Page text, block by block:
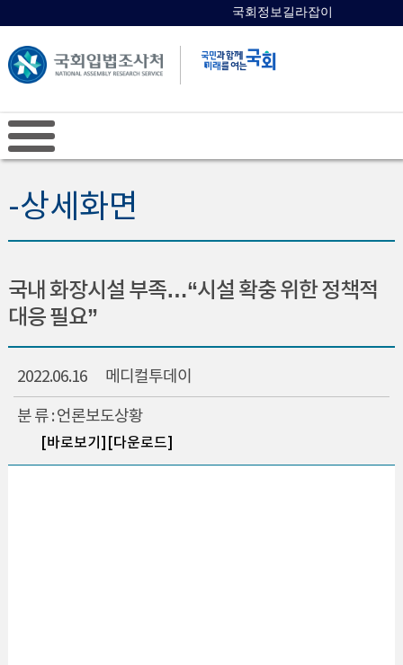
국회정보길라잡이
-상세화면
국내 화장시설 부족…“시설 확충 위한 정책적
대응 필요”
2022.06.16 메디컬투데이
분 류 : 언론보도상황
[바로보기] [다운로드]